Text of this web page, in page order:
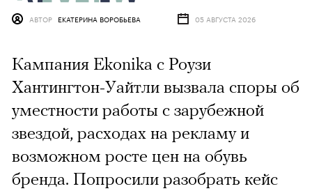
АВТОР ЕКАТЕРИНА ВОРОБЬЕВА 05 АВГУСТА 2026
Кампания Ekonika с Роузи
Хантингтон-Уайтли вызвала споры об
уместности работы с зарубежной
звездой, расходах на рекламу и
возможном росте цен на обувь
бренда. Попросили разобрать кейс